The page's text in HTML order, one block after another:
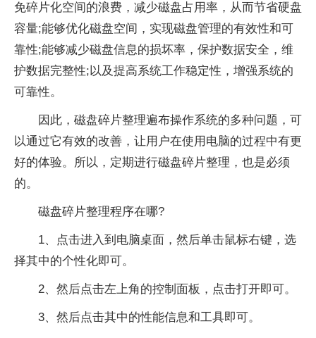
免碎片化空间的浪费，减少磁盘占用率，从而节省硬盘
容量;能够优化磁盘空间，实现磁盘管理的有效性和可
靠性;能够减少磁盘信息的损坏率，保护数据安全，维
护数据完整性;以及提高系统工作稳定性，增强系统的
可靠性。
因此，磁盘碎片整理遍布操作系统的多种问题，可
以通过它有效的改善，让用户在使用电脑的过程中有更
好的体验。所以，定期进行磁盘碎片整理，也是必须
的。
磁盘碎片整理程序在哪?
1、点击进入到电脑桌面，然后单击鼠标右键，选
择其中的个性化即可。
2、然后点击左上角的控制面板，点击打开即可。
3、然后点击其中的性能信息和工具即可。